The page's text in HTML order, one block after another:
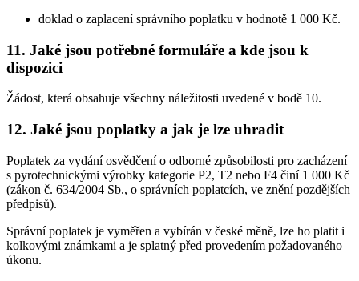
doklad o zaplacení správního poplatku v hodnotě 1 000 Kč.
11. Jaké jsou potřebné formuláře a kde jsou k
dispozici
Žádost, která obsahuje všechny náležitosti uvedené v bodě 10.
12. Jaké jsou poplatky a jak je lze uhradit
Poplatek za vydání osvědčení o odborné způsobilosti pro zacházení
s pyrotechnickými výrobky kategorie P2, T2 nebo F4 činí 1 000 Kč
(zákon č. 634/2004 Sb., o správních poplatcích, ve znění pozdějších
předpisů).
Správní poplatek je vyměřen a vybírán v české měně, lze ho platit i
kolkovými známkami a je splatný před provedením požadovaného
úkonu.